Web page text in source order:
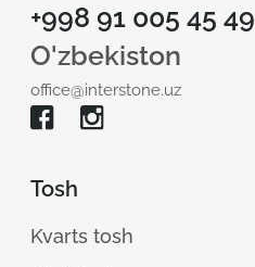
+998 91 005 45 49
O'zbekiston
office@interstone.uz
Tosh
Kvarts tosh